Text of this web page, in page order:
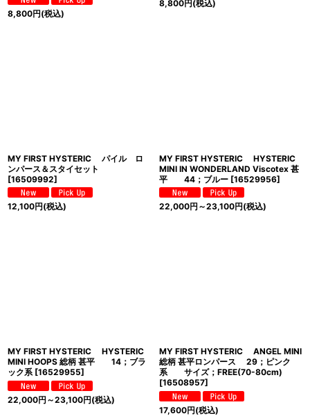
8,800円(税込)
8,800円(税込)
MY FIRST HYSTERIC パイル ロ
ンパース＆スタイセット
[16509992]
12,100円(税込)
MY FIRST HYSTERIC HYSTERIC
MINI IN WONDERLAND Viscotex 甚
平 44；ブルー [16529956]
22,000円 ～23,100円(税込)
MY FIRST HYSTERIC HYSTERIC
MINI HOOPS 総柄 甚平 14；ブラ
ック系 [16529955]
22,000円 ～23,100円(税込)
MY FIRST HYSTERIC ANGEL MINI
総柄 甚平ロンパース 29；ピンク
系 サイズ；FREE(70-80cm)
[16508957]
17,600円(税込)